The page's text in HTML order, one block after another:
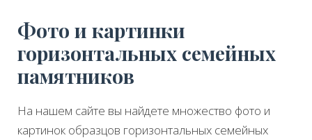
Фото и картинки
горизонтальных семейных
памятников
На нашем сайте вы найдете множество фото и
картинок образцов горизонтальных семейных